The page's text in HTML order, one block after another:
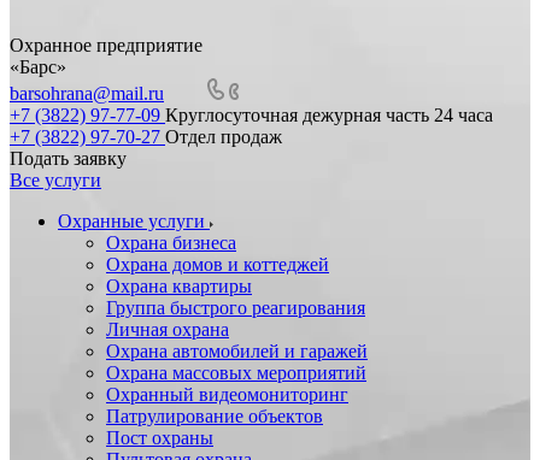
Охранное предприятие
«Барс»
barsohrana@mail.ru
+7 (3822) 97-77-09 Круглосуточная дежурная часть 24 часа
+7 (3822) 97-70-27 Отдел продаж
Подать заявку
Все услуги
Охранные услуги
Охрана бизнеса
Охрана домов и коттеджей
Охрана квартиры
Группа быстрого реагирования
Личная охрана
Охрана автомобилей и гаражей
Охрана массовых мероприятий
Охранный видеомониторинг
Патрулирование объектов
Пост охраны